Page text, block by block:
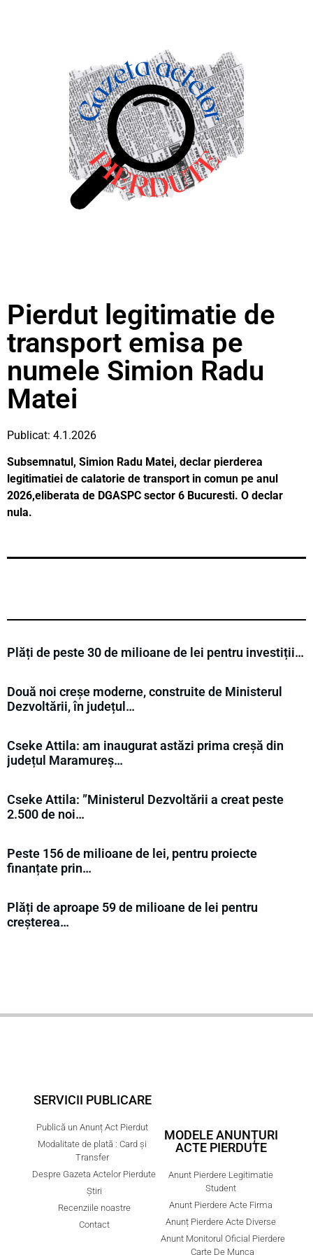
Pierdut legitimatie de
transport emisa pe
numele Simion Radu
Matei
Publicat: 4.1.2026
Subsemnatul, Simion Radu Matei, declar pierderea
legitimatiei de calatorie de transport in comun pe anul
2026,eliberata de DGASPC sector 6 Bucuresti. O declar
nula.
Plăți de peste 30 de milioane de lei pentru investiții…
Două noi creșe moderne, construite de Ministerul
Dezvoltării, în județul…
Cseke Attila: am inaugurat astăzi prima creșă din
județul Maramureș…
Cseke Attila: ”Ministerul Dezvoltării a creat peste
2.500 de noi…
Peste 156 de milioane de lei, pentru proiecte
finanțate prin…
Plăți de aproape 59 de milioane de lei pentru
creșterea…
SERVICII PUBLICARE
Publică un Anunț Act Pierdut
Modalitate de plată : Card și
Transfer
Despre Gazeta Actelor Pierdute
Știri
Recenziile noastre
Contact
MODELE ANUNȚURI
ACTE PIERDUTE
Anunt Pierdere Legitimatie
Student
Anunt Pierdere Acte Firma
Anunț Pierdere Acte Diverse
Anunt Monitorul Oficial Pierdere
Carte De Munca